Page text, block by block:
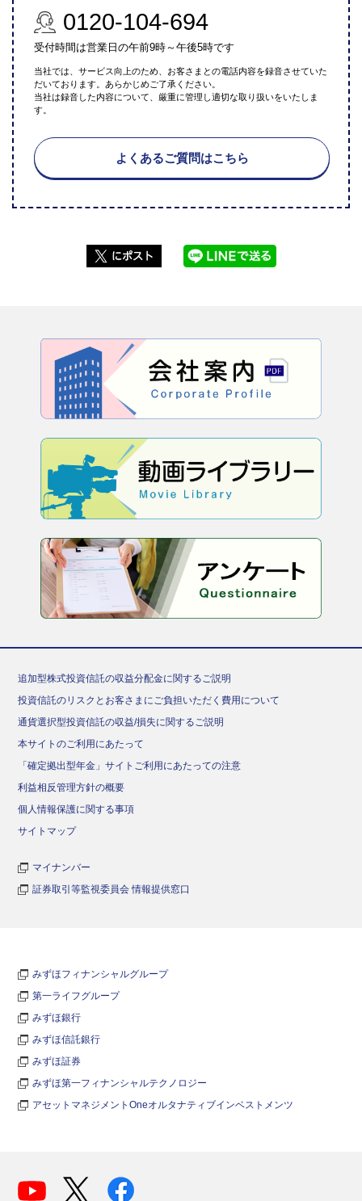
0120-104-694
受付時間は営業日の午前9時～午後5時です
当社では、サービス向上のため、お客さまとの電話内容を録音させていた
だいております。あらかじめご了承ください。
当社は録音した内容について、厳重に管理し適切な取り扱いをいたしま
す。
よくあるご質問はこちら
追加型株式投資信託の収益分配金に関するご説明
投資信託のリスクとお客さまにご負担いただく費用について
通貨選択型投資信託の収益/損失に関するご説明
本サイトのご利用にあたって
「確定拠出型年金」サイトご利用にあたっての注意
利益相反管理方針の概要
個人情報保護に関する事項
サイトマップ
マイナンバー
証券取引等監視委員会 情報提供窓口
みずほフィナンシャルグループ
第一ライフグループ
みずほ銀行
みずほ信託銀行
みずほ証券
みずほ第一フィナンシャルテクノロジー
アセットマネジメントOneオルタナティブインベストメンツ